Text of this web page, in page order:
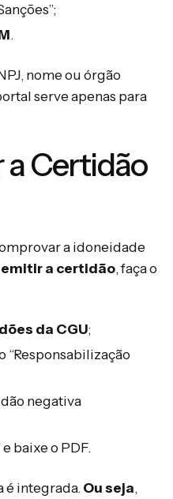
.
nome ou órgão
serve apenas para
Certidão
a idoneidade
emitir a certidão, faça o
da CGU;
“Responsabilização
negativa
baixe o PDF.
é integrada. Ou seja,